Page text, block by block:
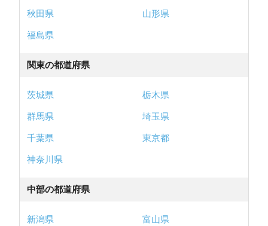
秋田県
山形県
福島県
関東の都道府県
茨城県
栃木県
群馬県
埼玉県
千葉県
東京都
神奈川県
中部の都道府県
新潟県
富山県